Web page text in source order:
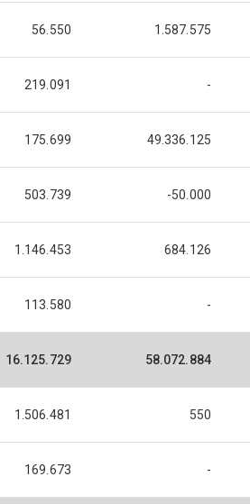
56.550 1.587.575
219.091 -
175.699 49.336.125
503.739 -50.000
1.146.453 684.126
113.580 -
16.125.729 58.072.884
1.506.481 550
169.673 -